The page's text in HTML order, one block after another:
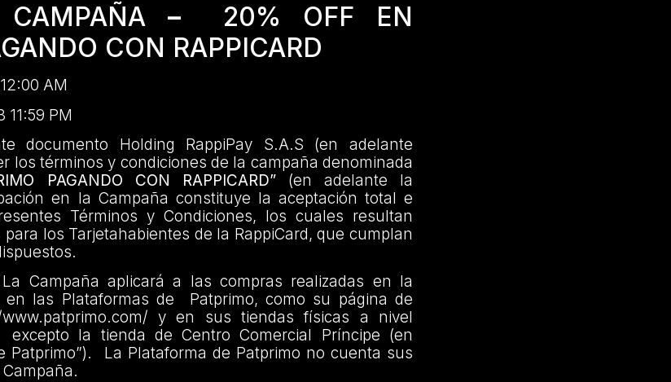
–
20% OFF EN
CON RAPPICARD
AM
11:59 PM
documento Holding RappiPay S.A.S (en adelante
los términos y condiciones de la campaña denominada
PAGANDO CON RAPPICARD”(en adelante la
en la Campaña constituye la aceptación total e
Términos y Condiciones, los cuales resultan
los Tarjetahabientes de la RappiCard, que cumplan
Campaña aplicará a las compras realizadas en la
en las Plataformas de Patprimo, como su página de
y en sus tiendas físicas a nivel
la tienda de Centro Comercial Príncipe (en
Patprimo”). La Plataforma de Patprimo no cuenta sus